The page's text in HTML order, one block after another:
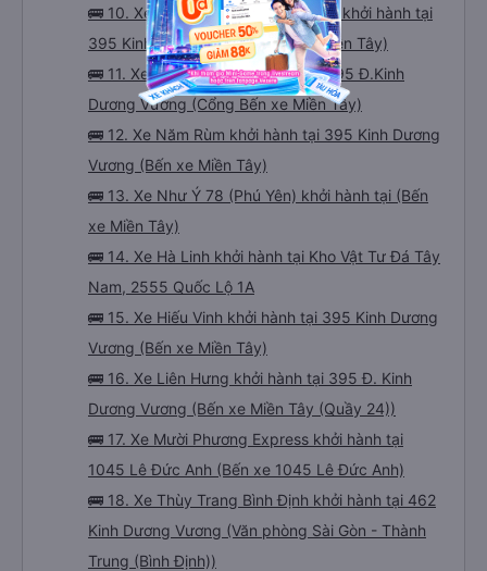
🚌 10. Xe Nguyên Khang Limousine khởi hành tại
395 Kinh Dương Vương (Bến xe Miền Tây)
🚌 11. Xe Huỳnh Gia khởi hành tại 395 Đ.Kinh
Dương Vương (Cổng Bến xe Miền Tây)
🚌 12. Xe Năm Rùm khởi hành tại 395 Kinh Dương
Vương (Bến xe Miền Tây)
🚌 13. Xe Như Ý 78 (Phú Yên) khởi hành tại (Bến
xe Miền Tây)
🚌 14. Xe Hà Linh khởi hành tại Kho Vật Tư Đá Tây
Nam, 2555 Quốc Lộ 1A
🚌 15. Xe Hiếu Vinh khởi hành tại 395 Kinh Dương
Vương (Bến xe Miền Tây)
🚌 16. Xe Liên Hưng khởi hành tại 395 Đ. Kinh
Dương Vương (Bến xe Miền Tây (Quầy 24))
🚌 17. Xe Mười Phương Express khởi hành tại
1045 Lê Đức Anh (Bến xe 1045 Lê Đức Anh)
🚌 18. Xe Thùy Trang Bình Định khởi hành tại 462
Kinh Dương Vương (Văn phòng Sài Gòn - Thành
Trung (Bình Định))